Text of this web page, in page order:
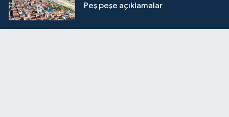
Peş peşe açıklamalar